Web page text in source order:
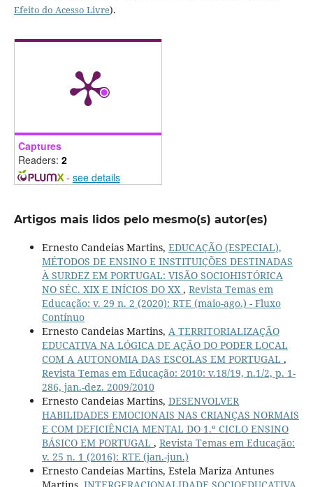
Efeito do Acesso Livre).
Captures
Readers: 2
- see details
Artigos mais lidos pelo mesmo(s) autor(es)
Ernesto Candeias Martins, EDUCAÇÃO (ESPECIAL),
MÉTODOS DE ENSINO E INSTITUIÇÕES DESTINADAS
À SURDEZ EM PORTUGAL: VISÃO SOCIOHISTÓRICA
NO SÉC. XIX E INÍCIOS DO XX , Revista Temas em
Educação: v. 29 n. 2 (2020): RTE (maio-ago.) - Fluxo
Contínuo
Ernesto Candeias Martins, A TERRITORIALIZAÇÃO
EDUCATIVA NA LÓGICA DE AÇÃO DO PODER LOCAL
COM A AUTONOMIA DAS ESCOLAS EM PORTUGAL ,
Revista Temas em Educação: 2010: v.18/19, n.1/2, p. 1-
286, jan.-dez. 2009/2010
Ernesto Candeias Martins, DESENVOLVER
HABILIDADES EMOCIONAIS NAS CRIANÇAS NORMAIS
E COM DEFICIÊNCIA MENTAL DO 1.º CICLO ENSINO
BÁSICO EM PORTUGAL , Revista Temas em Educação:
v. 25 n. 1 (2016): RTE (jan.-jun.)
Ernesto Candeias Martins, Estela Mariza Antunes